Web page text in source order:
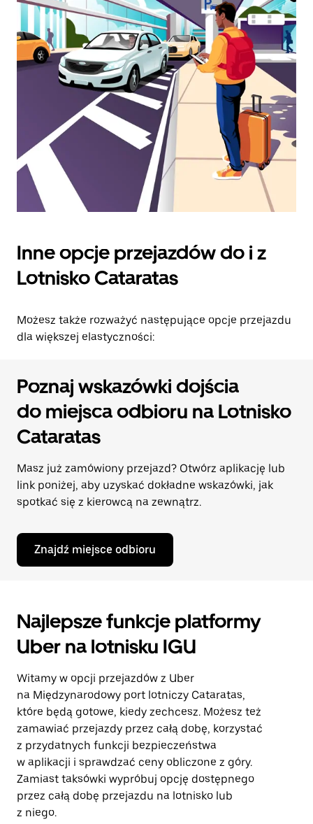
datę.
Naciśnij
klawisz
„Escape”,
aby
zamknąć
kalendarz.
Inne opcje przejazdów do i z
Lotnisko Cataratas
Możesz także rozważyć następujące opcje przejazdu
dla większej elastyczności:
Poznaj wskazówki dojścia
do miejsca odbioru na Lotnisko
Cataratas
Masz już zamówiony przejazd? Otwórz aplikację lub
link poniżej, aby uzyskać dokładne wskazówki, jak
spotkać się z kierowcą na zewnątrz.
Znajdź miejsce odbioru
Najlepsze funkcje platformy
Uber na lotnisku IGU
Witamy w opcji przejazdów z Uber
na Międzynarodowy port lotniczy Cataratas,
które będą gotowe, kiedy zechcesz. Możesz też
zamawiać przejazdy przez całą dobę, korzystać
z przydatnych funkcji bezpieczeństwa
w aplikacji i sprawdzać ceny obliczone z góry.
Zamiast taksówki wypróbuj opcję dostępnego
przez całą dobę przejazdu na lotnisko lub
z niego.